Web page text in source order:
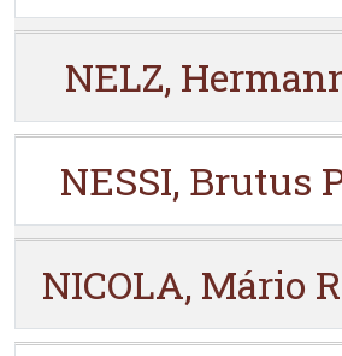
NELZ,
NESSI, Brutus
NICOLA, Mário